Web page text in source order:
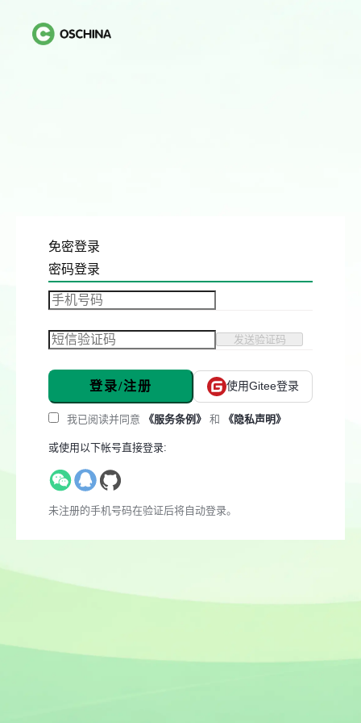
免密登录
密码登录
发送验证码
登录/注册 使用Gitee登录
我已阅读并同意 《服务条例》 和 《隐私声明》
或使用以下帐号直接登录:
未注册的手机号码在验证后将自动登录。